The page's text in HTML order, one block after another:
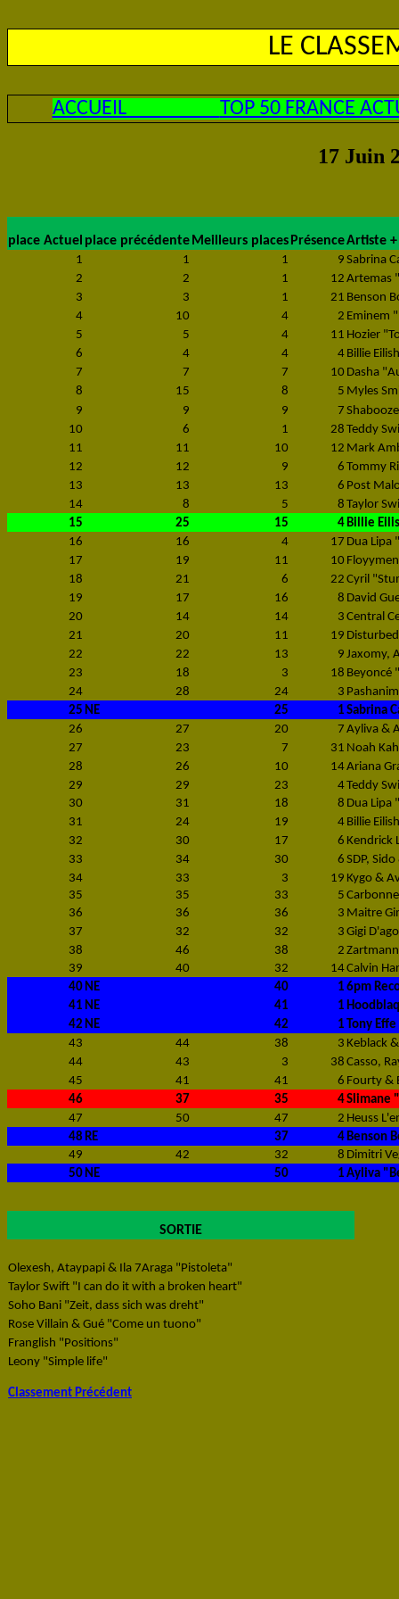
LE
ACCUEIL TOP 50 FRANCE
17 Juin
place Actuel place précédenteMeilleurs placesPrésenceArtiste
1 1 1 9 Sabrina
2
2 1 12 Artemas
3
3 1 21 Benson
4
10 4 2 Eminem
5
5 4 11 Hozier
6
4 4 4 Billie
7
7 7 10 Dasha
8
15 8 5 Myles
9
9 9 7
10
6 1 28 Teddy
11
11 10 12 Mark
12
12 9 6 Tommy
13
13 13 6 Post
14
8 5 8 Taylor
15
25 15 4Billie
16
16 4 17 Dua Lipa
17
19 11 10
18
21 6 22 Cyril
19
17 16 8 David
20
14 14 3 Central
21
20 11 19
22
22 13 9 Jaxomy,
23
18 3 18 Beyoncé
24
28 24 3
25 NE 25 1 Sabrina
26
27 20 7 Ayliva &
27
23 7 31 Noah
28
26 10 14Ariana
29
29 23 4Teddy
30
31 18 8 Dua Lipa
31
24 19 4 Billie
32
30 17 6 Kendrick
33
34 30 6 SDP,
34
33 3 19 Kygo &
35
35 33 5
36
36 36 3 Maitre
37
32 32 3 Gigi
38
46 38 2
39
40 32 14Calvin
40NE 40 1 6pm
41 NE 41 1
42 NE 42 1 Tony
43
44 38 3 Keblack
44
43 3 38 Casso,
45
41 41 6 Fourty &
46
37 35 4Slimane
47
50 47 2 Heuss
48RE 37 4Benson
49
42 32 8 Dimitri
50NE 50 1 Ayliva
SORTIE
Olexesh, Ataypapi & Ila 7Araga "Pistoleta"
Taylor Swift "I can do it with a broken heart"
Soho Bani "Zeit, dass sich was dreht"
Rose Villain & Gué "Come un tuono"
Franglish "Positions"
Leony "Simple life"
Classement Précédent